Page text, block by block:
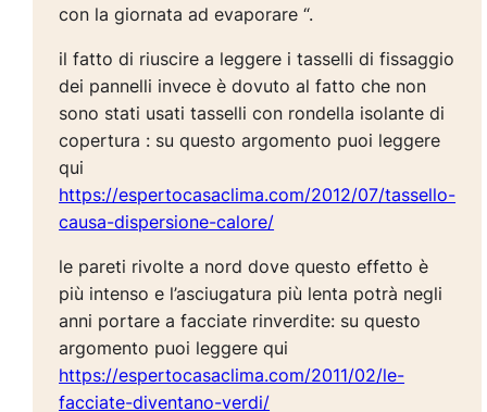
con la giornata ad evaporare “.
il fatto di riuscire a leggere i tasselli di fissaggio
dei pannelli invece è dovuto al fatto che non
sono stati usati tasselli con rondella isolante di
copertura : su questo argomento puoi leggere
qui
https://espertocasaclima.com/2012/07/tassello-
causa-dispersione-calore/
le pareti rivolte a nord dove questo effetto è
più intenso e l’asciugatura più lenta potrà negli
anni portare a facciate rinverdite: su questo
argomento puoi leggere qui
https://espertocasaclima.com/2011/02/le-
facciate-diventano-verdi/